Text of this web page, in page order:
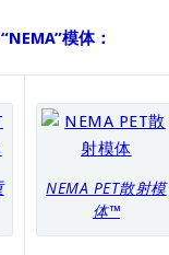
模体：
NEMA PET散射模
体™